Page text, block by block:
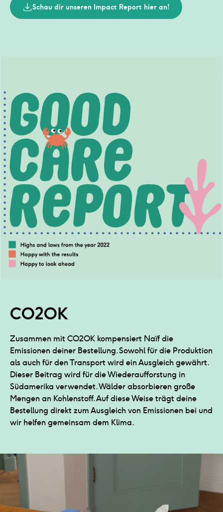
Schau dir unseren Impact Report hier an!
CO2OK
Zusammen mit CO2OK kompensiert Naïf die
Emissionen deiner Bestellung. Sowohl für die Produktion
als auch für den Transport wird ein Ausgleich gewährt.
Dieser Beitrag wird für die Wiederaufforstung in
Südamerika verwendet. Wälder absorbieren große
Mengen an Kohlenstoff. Auf diese Weise trägt deine
Bestellung direkt zum Ausgleich von Emissionen bei und
wir helfen gemeinsam dem Klima.